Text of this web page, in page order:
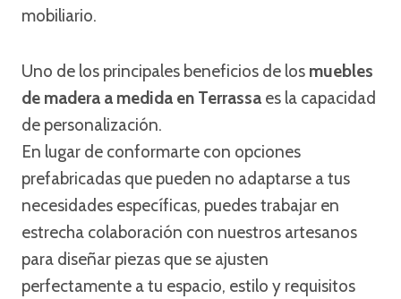
mobiliario.
Uno de los principales beneficios de los muebles
de madera a medida en Terrassa es la capacidad
de personalización.
En lugar de conformarte con opciones
prefabricadas que pueden no adaptarse a tus
necesidades específicas, puedes trabajar en
estrecha colaboración con nuestros artesanos
para diseñar piezas que se ajusten
perfectamente a tu espacio, estilo y requisitos